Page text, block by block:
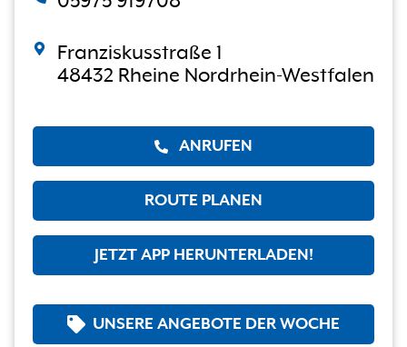
Franziskusstraße 1
48432 Rheine Nordrhein-Westfalen
ANRUFEN
ROUTE PLANEN
JETZT APP HERUNTERLADEN!
UNSERE ANGEBOTE DER WOCHE